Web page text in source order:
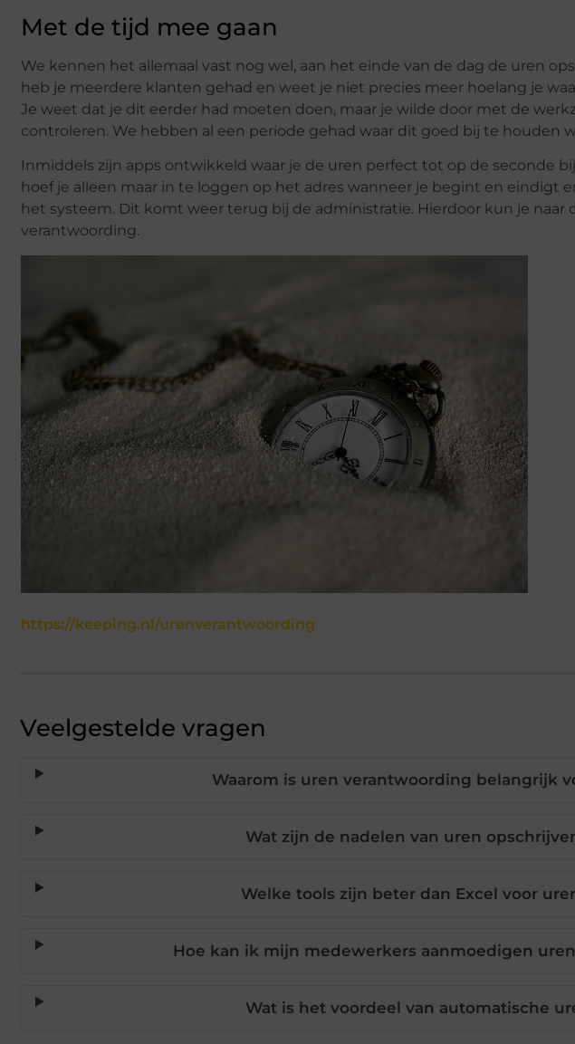
Met de tijd mee gaan
We kennen het allemaal vast nog wel, aan het einde van de dag de uren
heb je meerdere klanten gehad en weet je niet precies meer hoelang je
Je weet dat je dit eerder had moeten doen, maar je wilde door met de
controleren. We hebben al een periode gehad waar dit goed bij te houden
Inmiddels zijn apps ontwikkeld waar je de uren perfect tot op de seconde
hoef je alleen maar in te loggen op het adres wanneer je begint en eindigt
het systeem. Dit komt weer terug bij de administratie. Hierdoor kun je naar
verantwoording.
https://keeping.nl/urenverantwoording
Veelgestelde vragen
Waarom is uren verantwoording belangrijk
Wat zijn de nadelen van uren
Welke tools zijn beter dan Excel voor
Hoe kan ik mijn medewerkers aanmoedigen
Wat is het voordeel van automatische